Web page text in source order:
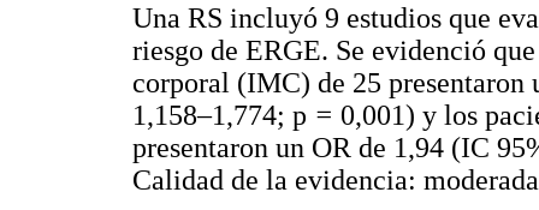
Una RS incluyó 9 estudios que
riesgo de ERGE. Se evidenció
corporal (IMC) de 25 presentaron
1,158–1,774; p = 0,001) y los
presentaron un OR de 1,94 (IC
Calidad de la evidencia: